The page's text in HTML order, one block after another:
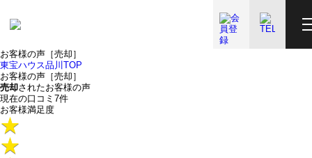
お客様の声［売却］
東宝ハウス品川TOP
お客様の声［売却］
売却されたお客様の声
現在の口コミ 7件
お客様満足度